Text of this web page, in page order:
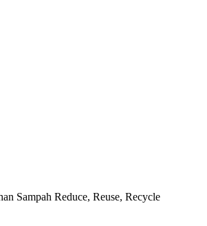
Sampah Reduce, Reuse, Recycle